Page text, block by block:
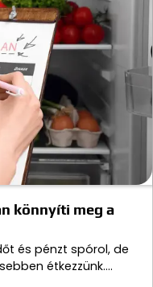
könnyíti meg a
és pénzt spórol, de
étkezzünk.…